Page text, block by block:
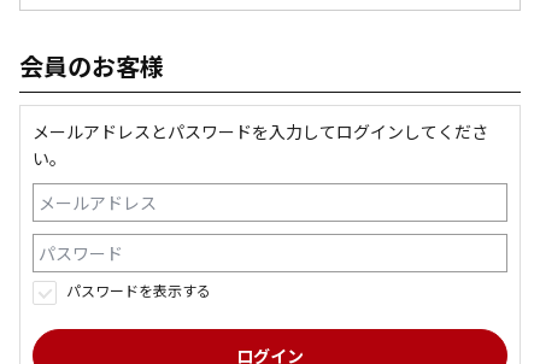
会員のお客様
メールアドレスとパスワードを入力してログインしてくださ
い。
パスワードを表示する